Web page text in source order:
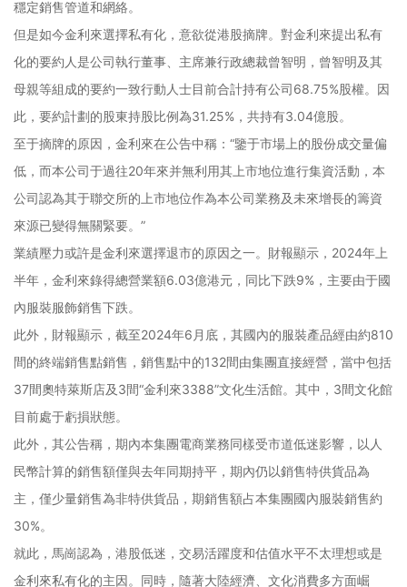
穩定銷售管道和網絡。
但是如今金利來選擇私有化，意欲從港股摘牌。對金利來提出私有
化的要約人是公司執行董事、主席兼行政總裁曾智明，曾智明及其
母親等組成的要約一致行動人士目前合計持有公司68.75%股權。因
此，要約計劃的股東持股比例為31.25%，共持有3.04億股。
至于摘牌的原因，金利來在公告中稱：“鑒于市場上的股份成交量偏
低，而本公司于過往20年來并無利用其上市地位進行集資活動，本
公司認為其于聯交所的上市地位作為本公司業務及未來增長的籌資
來源已變得無關緊要。”
業績壓力或許是金利來選擇退市的原因之一。財報顯示，2024年上
半年，金利來錄得總營業額6.03億港元，同比下跌9%，主要由于國
內服裝服飾銷售下跌。
此外，財報顯示，截至2024年6月底，其國內的服裝產品經由約810
間的終端銷售點銷售，銷售點中的132間由集團直接經營，當中包括
37間奧特萊斯店及3間“金利來3388”文化生活館。其中，3間文化館
目前處于虧損狀態。
此外，其公告稱，期內本集團電商業務同樣受市道低迷影響，以人
民幣計算的銷售額僅與去年同期持平，期內仍以銷售特供貨品為
主，僅少量銷售為非特供貨品，期銷售額占本集團國內服裝銷售約
30%。
就此，馬崗認為，港股低迷，交易活躍度和估值水平不太理想或是
金利來私有化的主因。同時，隨著大陸經濟、文化消費多方面崛